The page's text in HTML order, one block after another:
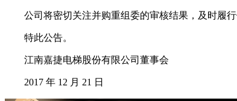
公司将密切关注并购重组委的审核结果，及时履行
特此公告。
江南嘉捷电梯股份有限公司董事会
2017 年 12 月 21 日